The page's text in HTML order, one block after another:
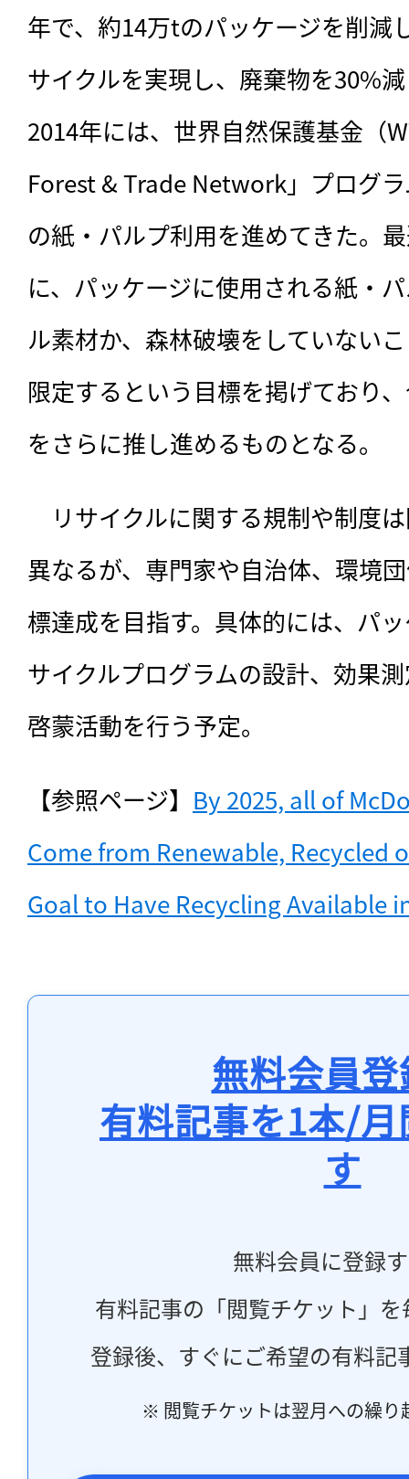
年で、約14万tのパッケージを削減
サイクルを実現し、廃棄物を30%
2014年には、世界自然保護基金（
Forest & Trade Network」プログ
の紙・パルプ利用を進めてきた。
に、パッケージに使用される紙・
ル素材か、森林破壊をしていない
限定するという目標を掲げており
をさらに推し進めるものとなる。
リサイクルに関する規制や制度
異なるが、専門家や自治体、環境
標達成を目指す。具体的には、パ
サイクルプログラムの設計、効果
啓蒙活動を行う予定。
【参照ページ】 By 2025, all of
Come from Renewable, Recycled
Goal to Have Recycling Available
無料会員
有料記事を1本/
す
無料会員に登録
有料記事の「閲覧チケット」
登録後、すぐにご希望の有料記
※ 閲覧チケットは翌月への繰り